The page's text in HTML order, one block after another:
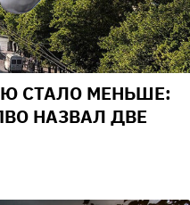
СТАЛО МЕНЬШЕ:
НАЗВАЛ ДВЕ